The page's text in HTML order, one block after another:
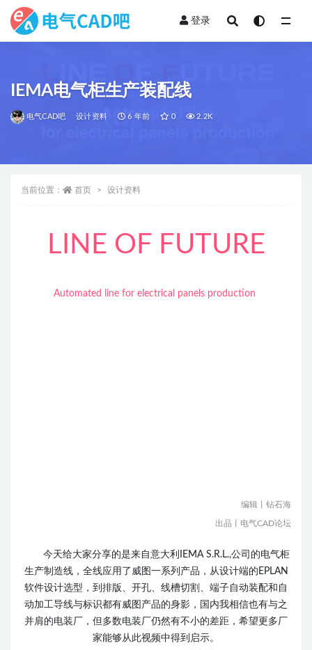
登录
IEMA电气柜生产装配线
电气CAD吧 设计资料 6 年前 0 2.2K
当前位置： 首页 设计资料
LINE OF FUTURE
Automated line for electrical panels production
编辑丨钻石海
出品丨电气CAD论坛
今天给大家分享的是来自意大利IEMA S.R.L.,公司的电气柜
生产制造线，全线应用了威图一系列产品，从设计端的EPLAN
软件设计选型，到排版、开孔、线槽切割、端子自动装配和自
动加工导线与标识都有威图产品的身影，国内我相信也有与之
并肩的电装厂，但多数电装厂仍然有不小的差距，希望更多厂
家能够从此视频中得到启示。